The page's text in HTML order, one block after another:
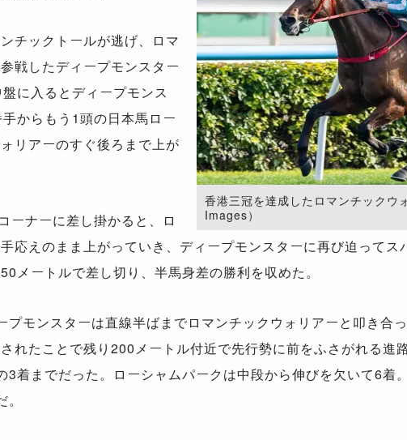
香港三冠を達成したロマンチック
Images）
チックトールが逃げ、ロマ
戦したディープモンスター
に入るとディープモンス
からもう1頭の日本馬ロー
リアーのすぐ後ろまで上が
ナーに差し掛かると、ロ
応えのまま上がっていき、ディープモンスターに再び迫ってス
メートルで差し切り、半馬身差の勝利を収めた。
モンスターは直線半ばまでロマンチックウォリアーと叩き合
れたことで残り200メートル付近で先行勢に前をふさがれる進
3着までだった。ローシャムパークは中段から伸びを欠いて6着